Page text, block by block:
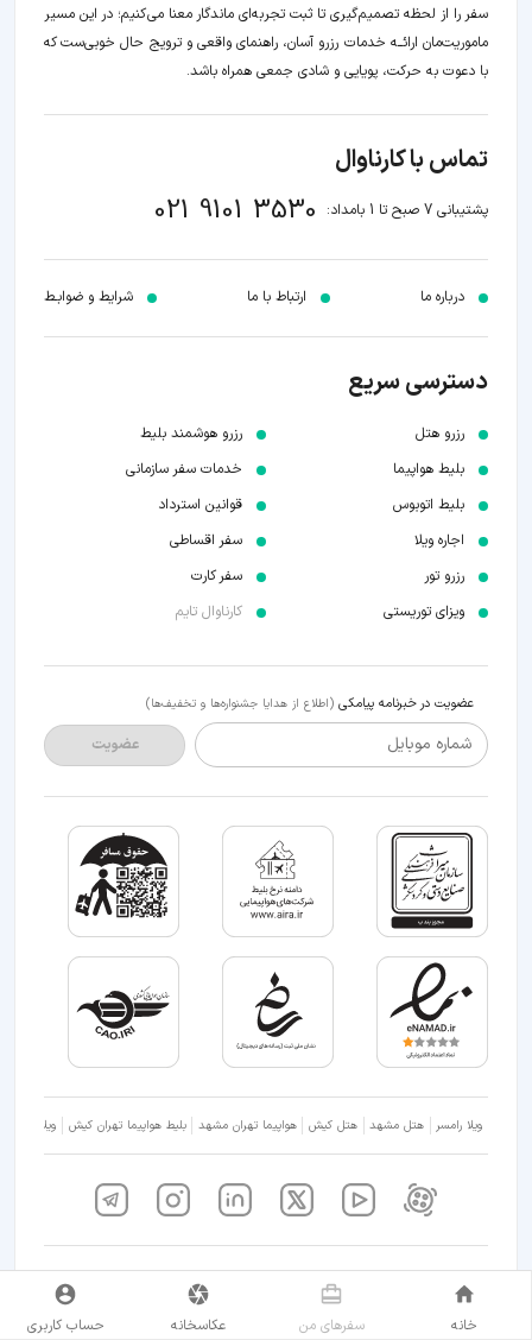
سفر را از لحظه‌ تصمیم‌گیری تا ثبت تجربه‌ای ماندگار معنا می‌کنیم؛ در این مسیر‍
ماموریت‌مان اراﺋــﻪ خدمات رزرو آسان، راهنمای واقعی و ترویج حال خوبی‌ست که
با دعوت به حرکت، پویایی و شادی جمعی همراه باشد.
تماس با کارناوال
پشتیبانی 7 صبح تا 1 بامداد: 021 9101 3530
درباره ما ارتباط با ما شرایط و ضوابـط
دسترسی سریع
رزرو هتل
بلیط هواپیما
بلیط اتوبوس
اجاره ویلا
رزرو تور
ویزای توریستی
رزرو هوشمند بلیط
خدمات سفر سازمانی
قوانین استرداد
سفر اقساطی
سفر کارت
کارناوال تایم
عضویت در خبرنامه پیامکی (اطلاع از هدایا جشنواره‌ها و تخفیف‌ها)
شماره موبایل عضویت
ویلا رامسر هتل مشهد هتل کیش هواپیما تهران مشهد بلیط هواپیما تهران کیش ویلا شمال
کلیه حقوق مادی و معنوی کارناوال برای شرکت کاروان سفر های نیکسام محفوظ است.
استفاده از محتوای سایت تنها در صورت پذیرش
شرایط و ضوابط امکان پذیر است. خانه سفر‌های من عکاسخانه حساب کاربری